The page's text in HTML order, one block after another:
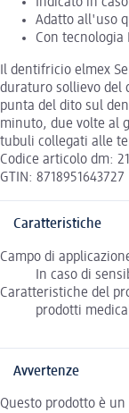
Adatto all'uso
Con tecnologia
Il dentifricio elmex
duraturo sollievo del
punta del dito sul
minuto, due volte al
tubuli collegati alle
Codice articolo dm:
GTIN: 8718951643727
Caratteristiche
Campo di
In caso di
Caratteristiche del
prodotti
Avvertenze
Questo prodotto è